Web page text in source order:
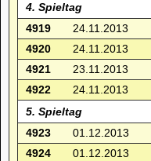
4. Spieltag
4919
24.11.2013
4920
24.11.2013
4921
23.11.2013
4922
24.11.2013
5. Spieltag
4923
01.12.2013
4924
01.12.2013